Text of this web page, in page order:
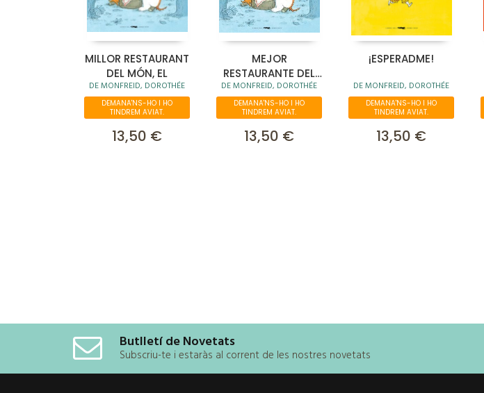
MILLOR RESTAURANT
DEL MÓN, EL
DE MONFREID, DOROTHÉE
DEMANA'NS-HO I HO
TINDREM AVIAT.
13,50 €
MEJOR
RESTAURANTE DEL
MUNDO, EL
DE MONFREID, DOROTHÉE
DEMANA'NS-HO I HO
TINDREM AVIAT.
13,50 €
¡ESPERADME!
DE MONFREID, DOROTHÉE
DEMANA'NS-HO I HO
TINDREM AVIAT.
13,50 €
Butlletí de Novetats
Subscriu-te i estaràs al corrent de les nostres novetats